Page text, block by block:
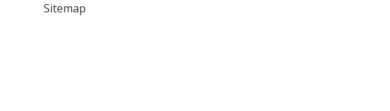
Sitemap